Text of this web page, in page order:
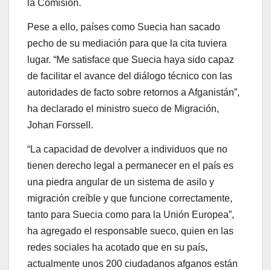
la Comisión.
Pese a ello, países como Suecia han sacado
pecho de su mediación para que la cita tuviera
lugar. “Me satisface que Suecia haya sido capaz
de facilitar el avance del diálogo técnico con las
autoridades de facto sobre retornos a Afganistán”,
ha declarado el ministro sueco de Migración,
Johan Forssell.
“La capacidad de devolver a individuos que no
tienen derecho legal a permanecer en el país es
una piedra angular de un sistema de asilo y
migración creíble y que funcione correctamente,
tanto para Suecia como para la Unión Europea”,
ha agregado el responsable sueco, quien en las
redes sociales ha acotado que en su país,
actualmente unos 200 ciudadanos afganos están